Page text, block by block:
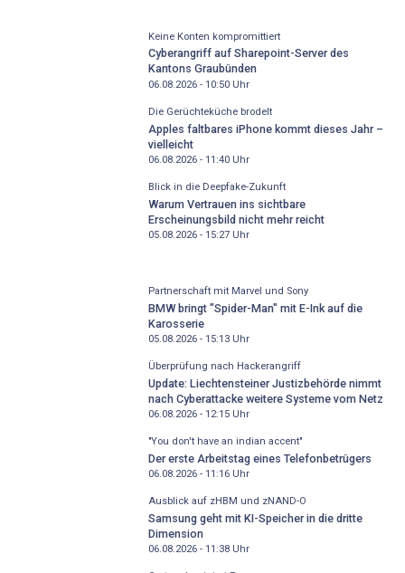
Keine Konten kompromittiert
Cyberangriff auf Sharepoint-Server des
Kantons Graubünden
06.08.2026 - 10:50Uhr
Die Gerüchteküche brodelt
Apples faltbares iPhone kommt dieses Jahr –
vielleicht
06.08.2026 - 11:40Uhr
Blick in die Deepfake-Zukunft
Warum Vertrauen ins sichtbare
Erscheinungsbild nicht mehr reicht
05.08.2026 - 15:27Uhr
Partnerschaft mit Marvel und Sony
BMW bringt "Spider-Man" mit E-Ink auf die
Karosserie
05.08.2026 - 15:13Uhr
Überprüfung nach Hackerangriff
Update: Liechtensteiner Justizbehörde nimmt
nach Cyberattacke weitere Systeme vom Netz
06.08.2026 - 12:15Uhr
"You don't have an indian accent"
Der erste Arbeitstag eines Telefonbetrügers
06.08.2026 - 11:16Uhr
Ausblick auf zHBM und zNAND-O
Samsung geht mit KI-Speicher in die dritte
Dimension
06.08.2026 - 11:38Uhr